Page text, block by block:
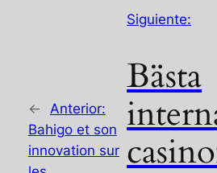
←
Anterior:
Bahigo et son
innovation sur
Siguiente:
Bästa